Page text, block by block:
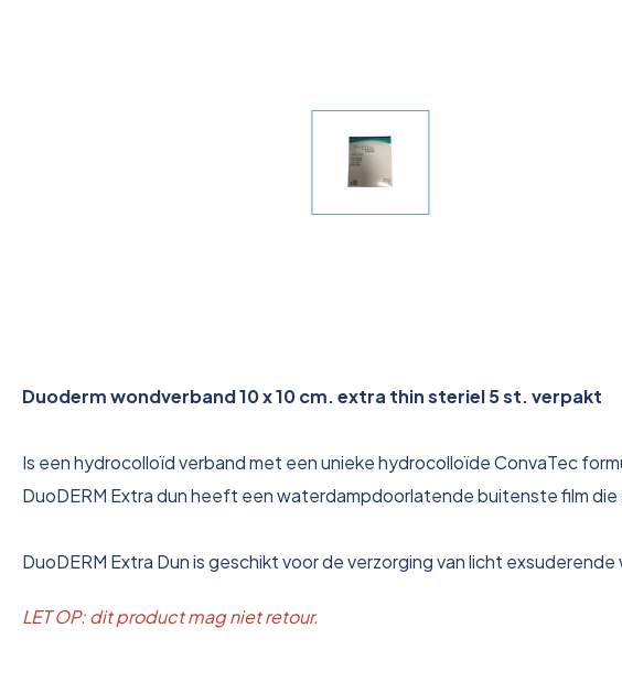
Duoderm wondverband 10 x 10 cm. extra thin steriel 5 st. verpakt
Is een hydrocolloïd verband met een unieke hydrocolloïde ConvaTec
DuoDERM Extra dun heeft een waterdampdoorlatende buitenste film
DuoDERM Extra Dun is geschikt voor de verzorging van licht exsuderende
LET OP: dit product mag niet retour.